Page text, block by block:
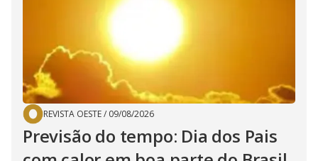
REVISTA OESTE/ 09/08/2026
Previsão do tempo: Dia dos Pais